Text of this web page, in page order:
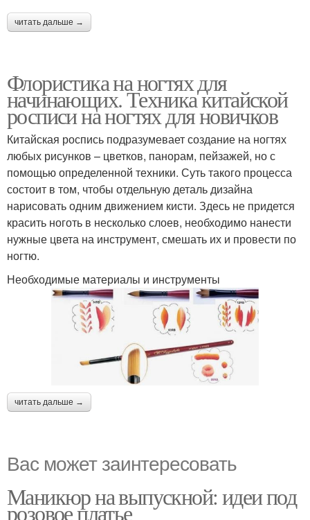
читать дальше →
Флористика на ногтях для
начинающих. Техника китайской
росписи на ногтях для новичков
Китайская роспись подразумевает создание на ногтях
любых рисунков – цветков, панорам, пейзажей, но с
помощью определенной техники. Суть такого процесса
состоит в том, чтобы отдельную деталь дизайна
нарисовать одним движением кисти. Здесь не придется
красить ноготь в несколько слоев, необходимо нанести
нужные цвета на инструмент, смешать их и провести по
ногтю.
Необходимые материалы и инструменты
читать дальше →
Вас может заинтересовать
Маникюр на выпускной: идеи под
розовое платье